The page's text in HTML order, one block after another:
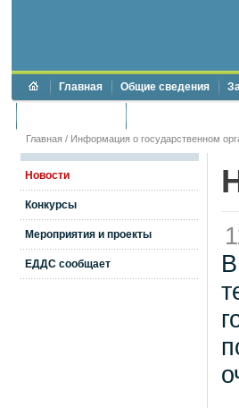
Главная Общие сведения
Главная / Информация о государственном
Новости
Конкурсы
Мероприятия и проекты
ЕДДС сообщает